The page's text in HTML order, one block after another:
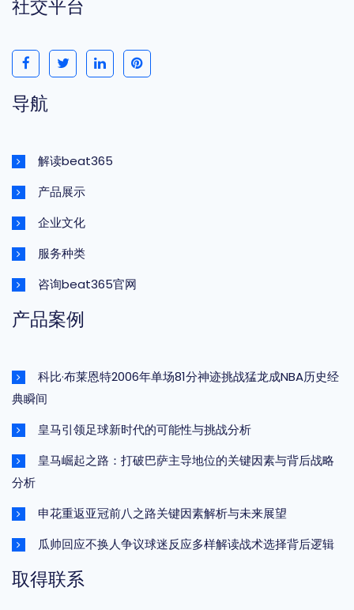
社交平台
导航
解读beat365
产品展示
企业文化
服务种类
咨询beat365官网
产品案例
科比·布莱恩特2006年单场81分神迹挑战猛龙成NBA历史经
典瞬间
皇马引领足球新时代的可能性与挑战分析
皇马崛起之路：打破巴萨主导地位的关键因素与背后战略
分析
申花重返亚冠前八之路关键因素解析与未来展望
瓜帅回应不换人争议球迷反应多样解读战术选择背后逻辑
取得联系